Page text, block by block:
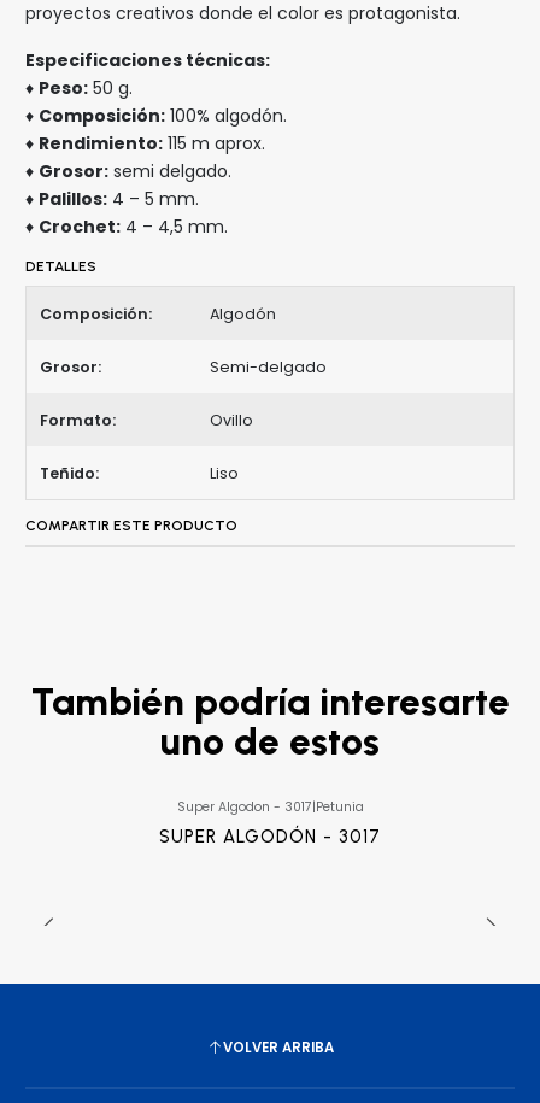
proyectos creativos donde el color es protagonista.
Especificaciones técnicas:
♦ Peso: 50 g.
♦ Composición: 100% algodón.
♦ Rendimiento: 115 m aprox.
♦ Grosor: semi delgado.
♦ Palillos: 4 – 5 mm.
♦ Crochet: 4 – 4,5 mm.
DETALLES
Composición: Algodón
Grosor: Semi-delgado
Formato: Ovillo
Teñido: Liso
COMPARTIR ESTE PRODUCTO
También podría interesarte
uno de estos
Super Algodon - 3017|Petunia
SUPER ALGODÓN - 3017
VOLVER ARRIBA